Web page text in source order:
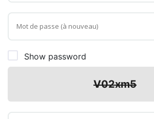
Show password